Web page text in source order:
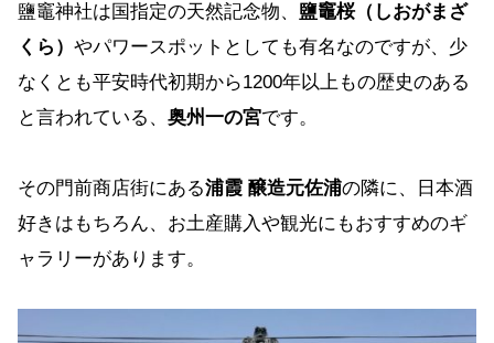
鹽竈神社は国指定の天然記念物、 鹽竈桜（しおがまざ
くら） やパワースポットとしても有名なのですが、少
なくとも平安時代初期から1200年以上もの歴史のある
と言われている、 奥州一の宮です。
その門前商店街にある浦霞 醸造元佐浦の隣に、日本酒
好きはもちろん、お土産購入や観光にもおすすめのギ
ャラリーがあります。